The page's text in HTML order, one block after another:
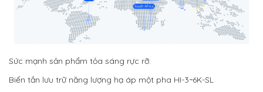
Sức mạnh sản phẩm tỏa sáng rực rỡ:
Biến tần lưu trữ năng lượng hạ áp một pha HI-3~6K-SL